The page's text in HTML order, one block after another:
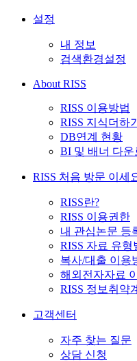
설정
내 정보
검색환경설정
About RISS
RISS 이용방법
RISS 지식더하기
DB연계 현황
BI 및 배너 다운
RISS 처음 방문 이세
RISS란?
RISS 이용권한
내 관심논문 등
RISS 자료 유형
복사/대출 이용
해외전자자료
RISS 정보취약
고객센터
자주 찾는 질문
상담 신청